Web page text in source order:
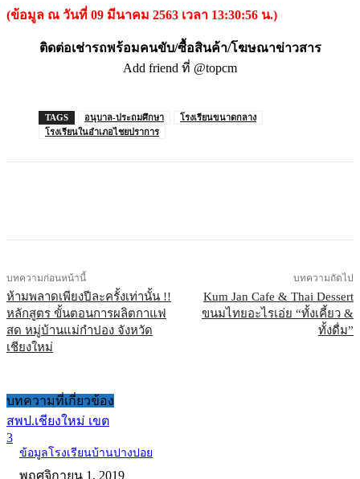
(ข้อมูล ณ วันที่ 09 มีนาคม 2563 เวลา 13:30:56 น.)
ติดต่อเช่ารถพร้อมคนขับ/ซื้อสินค้า/โฆษณาข่าวสาร
Add friend ที่ @topcm
TAGS อนุบาล-ประถมศึกษา
โรงเรียนขนาดกลาง
โรงเรียนในอำเภอไชยปราการ
บทความก่อนหน้านี้
ห้ามพลาดเพียงปีละครั้งเท่านั้น !!
หลักสูตร ขั้นตอนการผลิตกาแฟ
สด หมู่บ้านแม่กำปอง จังหวัด
เชียงใหม่
บทความถัดไป
Kum Jan Cafe & Thai Dessert
ขนมไทยอะไรเอ่ย “ทั้งเคี้ยว &
ทั้งดื่ม”
บทความที่เกี่ยวข้อง
สพป.เชียงใหม่ เขต
3
ข้อมูลโรงเรียนบ้านปางปอย
พฤศจิกายน 1, 2019